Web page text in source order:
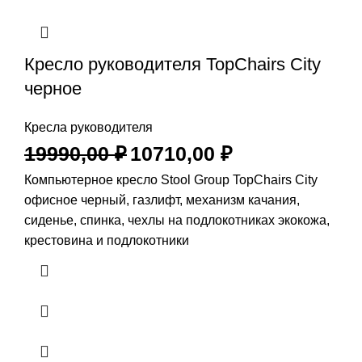
Кресло руководителя TopChairs City
черное
Кресла руководителя
19990,00₽10710,00 ₽
Компьютерное кресло Stool Group TopChairs City
офисное черный, газлифт, механизм качания,
сиденье, спинка, чехлы на подлокотниках экокожа,
крестовина и подлокотники